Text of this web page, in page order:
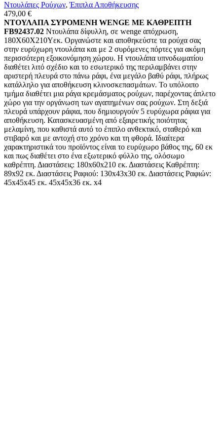
Ντουλάπες Ρούχων,Έπιπλα Αποθήκευσης
479,00 €
ΝΤΟΥΛΑΠΑ ΣΥΡΟΜΕΝΗ WENGE ΜΕ ΚΑΘΡΕΠΤΗ
FB92437.02 Ντουλάπα δίφυλλη, σε wenge απόχρωση,
180X60X210Υεκ. Οργανώστε και αποθηκεύστε τα ρούχα σας
στην ευρύχωρη ντουλάπα και με 2 συρόμενες πόρτες για ακόμη
περισσότερη εξοικονόμηση χώρου. Η ντουλάπα υπνοδωματίου
διαθέτει λιτό σχέδιο και το εσωτερικό της περιλαμβάνει στην
αριστερή πλευρά στο πάνω ράφι, ένα μεγάλο βαθύ ράφι, πλήρως
κατάλληλο για αποθήκευση κλινοσκεπασμάτων. Το υπόλοιπο
τμήμα διαθέτει μια ράγα κρεμάσματος ρούχων, παρέχοντας άπλετο
χώρο για την οργάνωση των αγαπημένων σας ρούχων. Στη δεξιά
πλευρά υπάρχουν ράφια, που δημιουργούν 5 ευρύχωρα ράφια για
αποθήκευση. Κατασκευασμένη από εξαιρετικής ποιότητας
μελαμίνη, που καθιστά αυτό το έπιπλο ανθεκτικό, σταθερό και
στιβαρό και με αντοχή στο χρόνο και τη φθορά. Ιδιαίτερα
χαρακτηριστικά του προϊόντος είναι το ευρύχωρο βάθος της, 60 εκ
και πως διαθέτει στο ένα εξωτερικό φύλλο της, ολόσωμο
καθρέπτη. Διαστάσεις: 180x60x210 εκ. Διαστάσεις Καθρέπτη:
89x92 εκ. Διαστάσεις Ραφιού: 130x43x30 εκ. Διαστάσεις Ραφιών:
45x45x45 εκ. 45x45x36 εκ. x4